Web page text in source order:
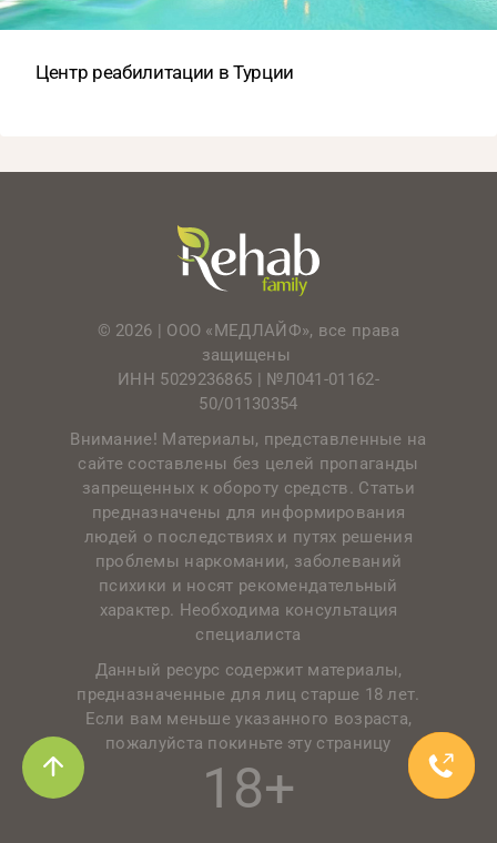
Центр реабилитации в Турции
© 2026 | ООО «МЕДЛАЙФ», все права
защищены
ИНН 5029236865 | №Л041-01162-
50/01130354
Внимание! Материалы, представленные на
сайте составлены без целей пропаганды
запрещенных к обороту средств. Статьи
предназначены для информирования
людей о последствиях и путях решения
проблемы наркомании, заболеваний
психики и носят рекомендательный
характер. Необходима консультация
специалиста
Данный ресурс содержит материалы,
предназначенные для лиц старше 18 лет.
Если вам меньше указанного возраста,
пожалуйста покиньте эту страницу
18+